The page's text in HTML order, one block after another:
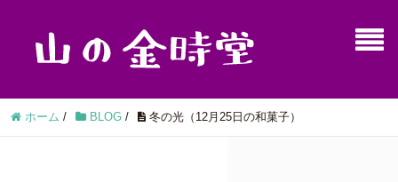
ホーム / BLOG / 冬の光（12月25日の和菓子）